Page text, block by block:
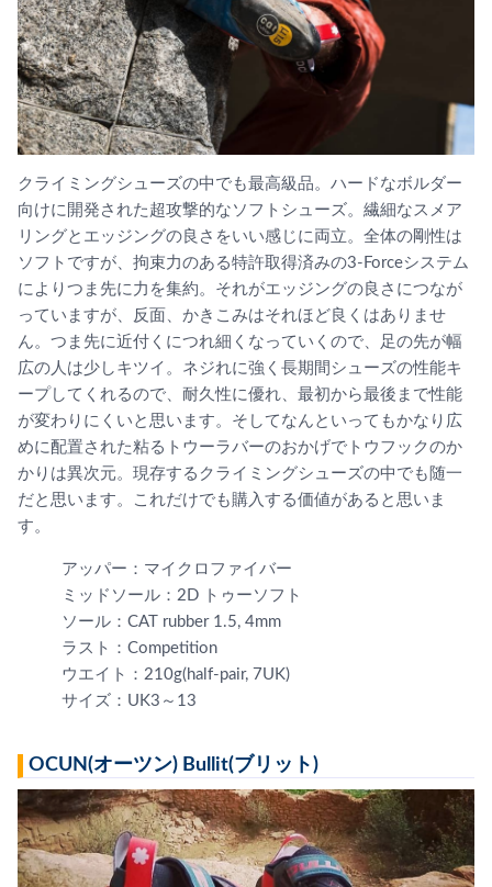
クライミングシューズの中でも最高級品。ハードなボルダー
向けに開発された超攻撃的なソフトシューズ。繊細なスメア
リングとエッジングの良さをいい感じに両立。全体の剛性は
ソフトですが、拘束力のある特許取得済みの3-Forceシステム
によりつま先に力を集約。それがエッジングの良さにつなが
っていますが、反面、かきこみはそれほど良くはありませ
ん。つま先に近付くにつれ細くなっていくので、足の先が幅
広の人は少しキツイ。ネジれに強く長期間シューズの性能キ
ープしてくれるので、耐久性に優れ、最初から最後まで性能
が変わりにくいと思います。そしてなんといってもかなり広
めに配置された粘るトウーラバーのおかげでトウフックのか
かりは異次元。現存するクライミングシューズの中でも随一
だと思います。これだけでも購入する価値があると思いま
す。
アッパー：マイクロファイバー
ミッドソール：2D トゥーソフト
ソール：CAT rubber 1.5, 4mm
ラスト：Competition
ウエイト：210g(half-pair, 7UK)
サイズ：UK3～13
OCUN(オーツン) Bullit(ブリット)